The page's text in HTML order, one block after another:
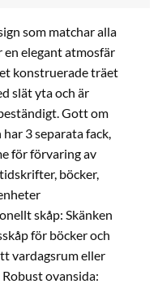
som matchar alla
elegant atmosfär
konstruerade träet
slät yta och är
Gott om
3 separata fack,
för förvaring av
böcker,
skåp: Skänken
för böcker och
vardagsrum eller
ovansida: